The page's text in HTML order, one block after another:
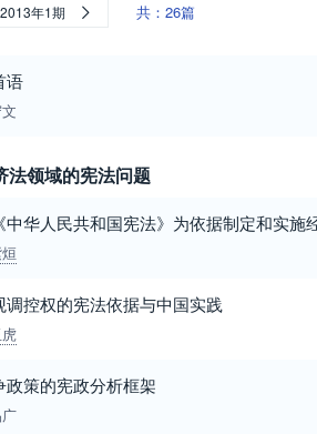
2013年1期 共：26篇
语
法领域的宪法问题
中华人民共和国宪法》为依据制定和实施
调控权的宪法依据与中国实践
政策的宪政分析框架